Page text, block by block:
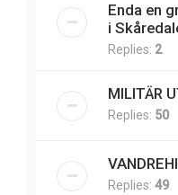
Enda en
i
Replies: 2
MILITÄR
Replies: 50
Replies: 49